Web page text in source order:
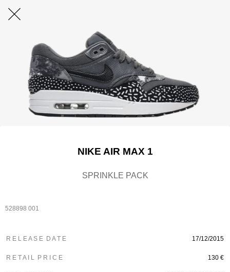
NIKE AIR MAX 1
SPRINKLE PACK
528898 001
R E L E A S E D A T E 17/12/2015
R E T A I L P R I C E 130 €